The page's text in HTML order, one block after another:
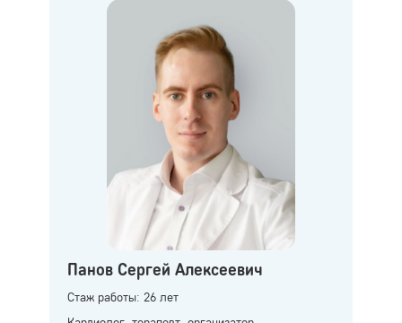
Панов Сергей Алексеевич
Стаж работы: 26 лет